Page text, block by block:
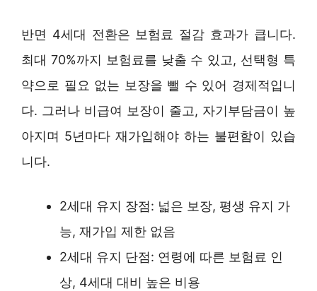
반면 4세대 전환은 보험료 절감 효과가 큽니다.
최대 70%까지 보험료를 낮출 수 있고, 선택형 특
약으로 필요 없는 보장을 뺄 수 있어 경제적입니
다. 그러나 비급여 보장이 줄고, 자기부담금이 높
아지며 5년마다 재가입해야 하는 불편함이 있습
니다.
2세대 유지 장점: 넓은 보장, 평생 유지 가
능, 재가입 제한 없음
2세대 유지 단점: 연령에 따른 보험료 인
상, 4세대 대비 높은 비용